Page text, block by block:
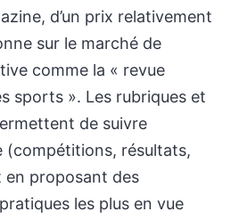
d’un prix relativement
sur le marché de
comme la « revue
sports ». Les rubriques et
de suivre
(compétitions, résultats,
en proposant des
les plus en vue